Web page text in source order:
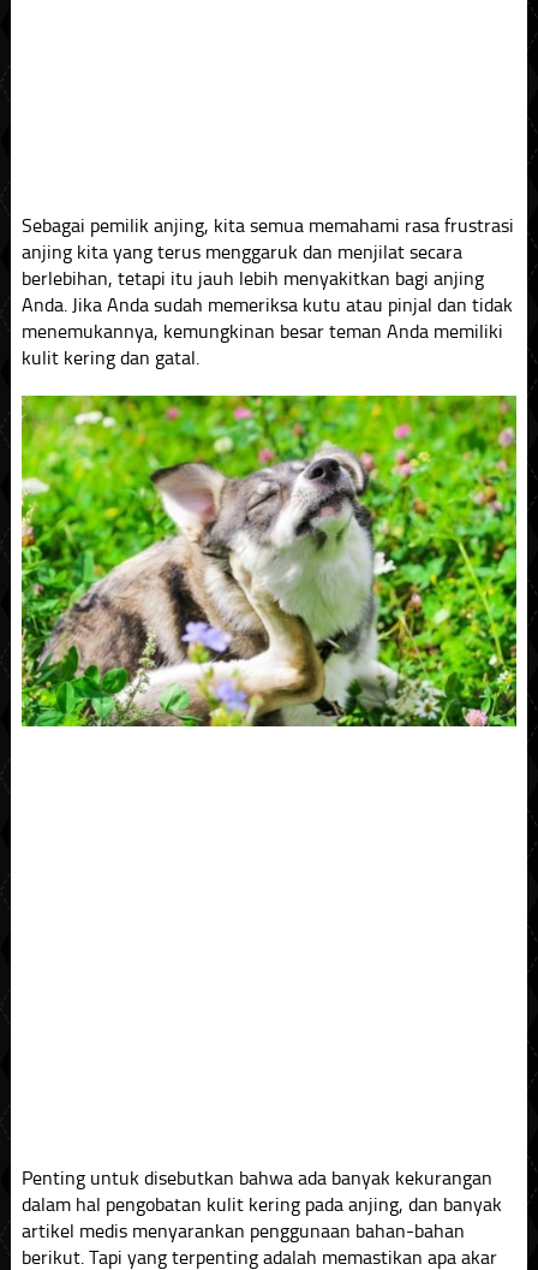
Sebagai pemilik anjing, kita semua memahami rasa frustrasi
anjing kita yang terus menggaruk dan menjilat secara
berlebihan, tetapi itu jauh lebih menyakitkan bagi anjing
Anda. Jika Anda sudah memeriksa kutu atau pinjal dan tidak
menemukannya, kemungkinan besar teman Anda memiliki
kulit kering dan gatal.
Penting untuk disebutkan bahwa ada banyak kekurangan
dalam hal pengobatan kulit kering pada anjing, dan banyak
artikel medis menyarankan penggunaan bahan-bahan
berikut. Tapi yang terpenting adalah memastikan apa akar